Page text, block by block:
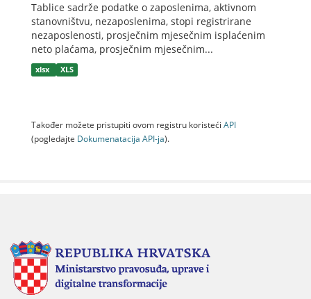
Tablice sadrže podatke o zaposlenima, aktivnom
stanovništvu, nezaposlenima, stopi registrirane
nezaposlenosti, prosječnim mjesečnim isplaćenim
neto plaćama, prosječnim mjesečnim...
xlsx XLS
Također možete pristupiti ovom registru koristeći API
(pogledajte Dokumenаtаcijа API-jа).